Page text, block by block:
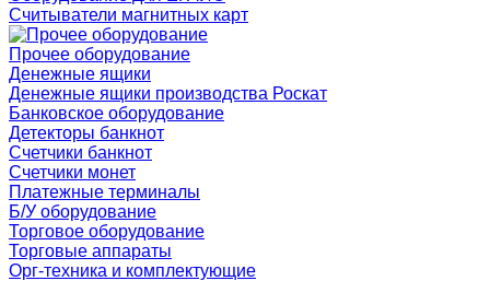
Считыватели магнитных карт
Прочее оборудование
Денежные ящики
Денежные ящики производства Роскат
Банковское оборудование
Детекторы банкнот
Счетчики банкнот
Счетчики монет
Платежные терминалы
Б/У оборудование
Торговое оборудование
Торговые аппараты
Орг-техника и комплектующие